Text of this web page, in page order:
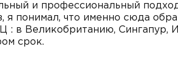
и профессиональный
понимал, что именно сюда
: в Великобританию, Сингапур,
срок.